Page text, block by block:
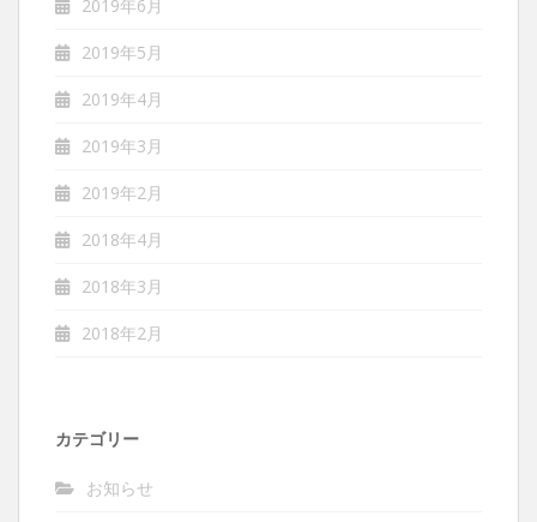
2019年6月
2019年5月
2019年4月
2019年3月
2019年2月
2018年4月
2018年3月
2018年2月
カテゴリー
お知らせ